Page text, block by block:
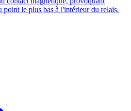
point le plus bas à l'intérieur du relais.